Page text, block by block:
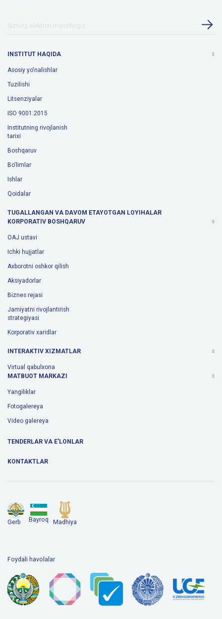
INSTITUT HAQIDA
Asosiy yo'nalishlar
Tuzilishi
Litsenziyalar
ISO 9001:2015
Institutning rivojlanish
tarixi
Boshqaruv
Bo'limlar
Ishlar
Qoidalar
TUGALLANGAN VA DAVOM ETAYOTGAN LOYIHALAR
KORPORATIV BOSHQARUV
OAJ ustavi
Ichki hujjatlar
Axborotni oshkor qilish
Aksiyadorlar
Biznes rejasi
Jamiyatni rivojlantirish
strategiyasi
Korporativ xaridlar
INTERAKTIV XIZMATLAR
Virtual qabulxona
MATBUOT MARKAZI
Yangiliklar
Fotogalereya
Video galereya
TENDERLAR VA E'LONLAR
KONTAKTLAR
Gerb Bayroq Madhiya
Foydali havolalar